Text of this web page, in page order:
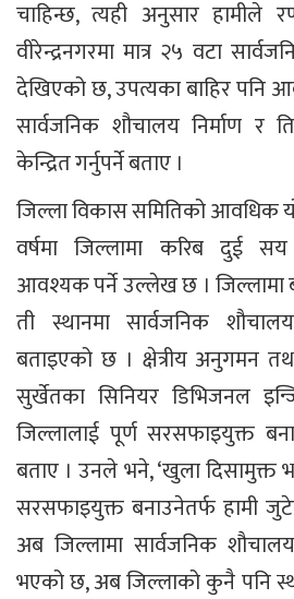
चाहिन्छ, त्यही अनुसार हामीले
वीरेन्द्रनगरमा मात्र २५ वटा
देखिएको छ, उपत्यका बाहिर
सार्वजनिक शौचालय निर्माण र
केन्द्रित गर्नुपर्ने बताए ।
जिल्ला विकास समितिको आवधिक
वर्षमा जिल्लामा करिब दुई
आवश्यक पर्ने उल्लेख छ । जिल्लामा
ती स्थानमा सार्वजनिक
बताइएको छ । क्षेत्रीय अनुगमन
सुर्खेतका सिनियर डिभिजनल
जिल्लालाई पूर्ण सरसफाइयुक्त
बताए । उनले भने, ‘खुला दिसामुक्त
सरसफाइयुक्त बनाउनेतर्फ हामी
अब जिल्लामा सार्वजनिक
भएको छ, अब जिल्लाको कुनै पनि